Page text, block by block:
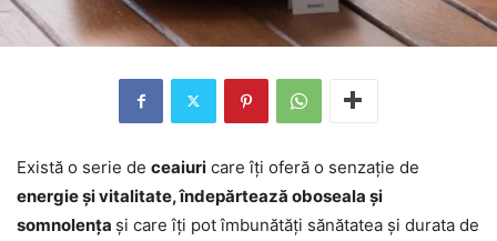
Există o serie de ceaiuri care îți oferă o senzație de
energie și vitalitate, îndepărtează oboseala și
somnolența și care îți pot îmbunătăți sănătatea și durata de